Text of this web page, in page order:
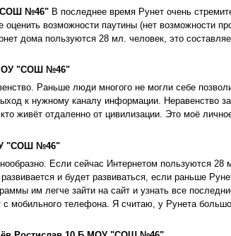
№46"В последнее время Рунет очень
оценить возможности паутины (нет возможности
дома пользуются 28 мл. человек, это
"СОШ №46"
Раньше люди многого не могли себе
к нужному каналу информации. Неравенство
живёт отдаленно от цивилизации. Это моё
"СОШ №46"
Если сейчас Интернетом пользуются
и будет развиваться, если раньше
им легче зайти на сайт и узнать все
с мобильного телефона. Я считаю, у Рунета